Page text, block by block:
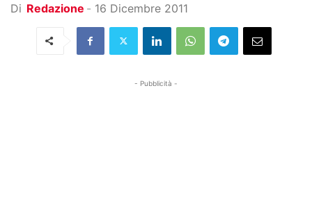
Di Redazione - 16 Dicembre 2011
- Pubblicità -